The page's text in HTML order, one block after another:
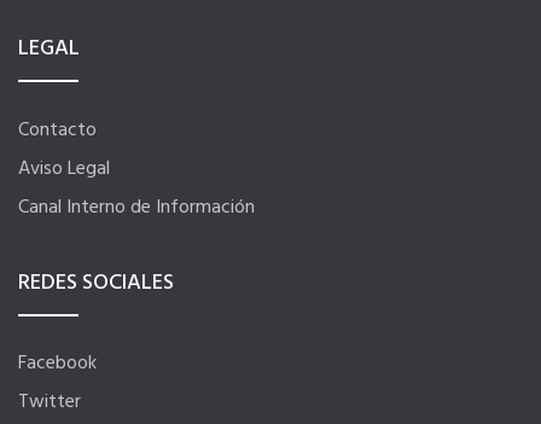
LEGAL
Contacto
Aviso Legal
Canal Interno de Información
REDES SOCIALES
Facebook
Twitter